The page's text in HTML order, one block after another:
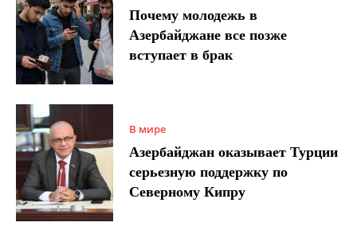
Почему молодежь в
Азербайджане все позже
вступает в брак
В мире
Азербайджан оказывает Турции
серьезную поддержку по
Северному Кипру